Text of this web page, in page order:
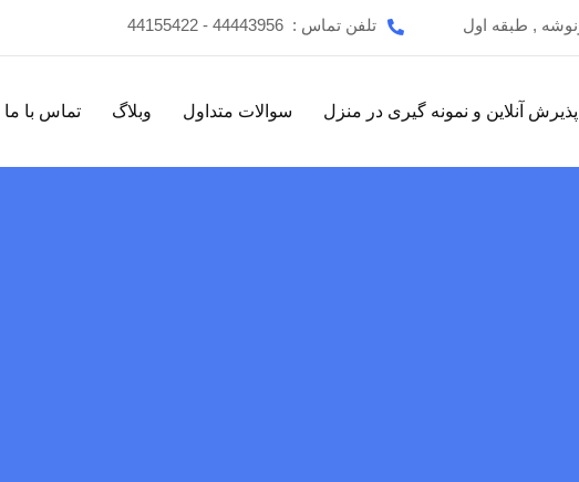
تلفن تماس :44443956 - 44155422
پذیرش آنلاین و نمونه گیری در منزل سوالات متداول وبلاگ تماس با ما